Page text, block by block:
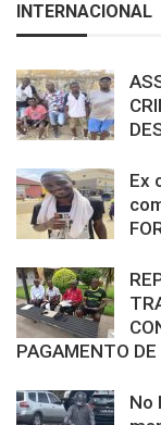
INTERNACIONAL
Ex
PAGAMENTO
No